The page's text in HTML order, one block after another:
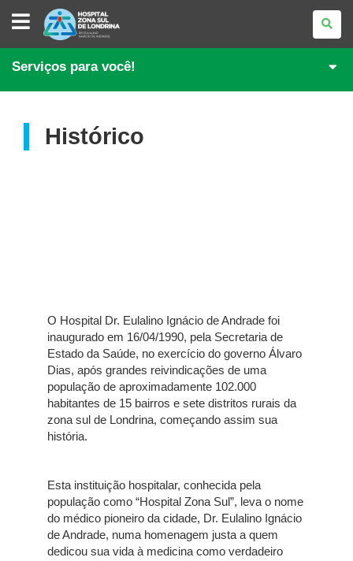
HOSPITAL
ZONA
SUL
DE
Serviços para você!
Histórico
O Hospital Dr. Eulalino Ignácio de Andrade foi
inaugurado em 16/04/1990, pela Secretaria de
Estado da Saúde, no exercício do governo Álvaro
Dias, após grandes reivindicações de uma
população de aproximadamente 102.000
habitantes de 15 bairros e sete distritos rurais da
zona sul de Londrina, começando assim sua
história.
Esta instituição hospitalar, conhecida pela
população como “Hospital Zona Sul”, leva o nome
do médico pioneiro da cidade, Dr. Eulalino Ignácio
de Andrade, numa homenagem justa a quem
dedicou sua vida à medicina como verdadeiro